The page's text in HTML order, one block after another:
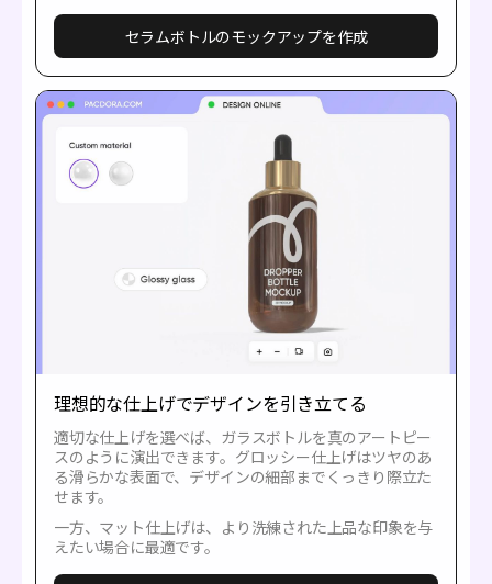
セラムボトルのモックアップを作成
理想的な仕上げでデザインを引き立てる
適切な仕上げを選べば、ガラスボトルを真のアートピー
スのように演出できます。グロッシー仕上げはツヤのあ
る滑らかな表面で、デザインの細部までくっきり際立た
せます。
一方、マット仕上げは、より洗練された上品な印象を与
えたい場合に最適です。